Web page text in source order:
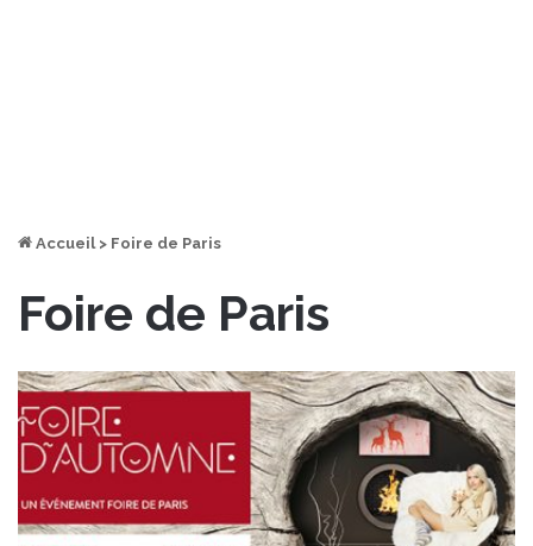
Accueil > Foire de Paris
Foire de Paris